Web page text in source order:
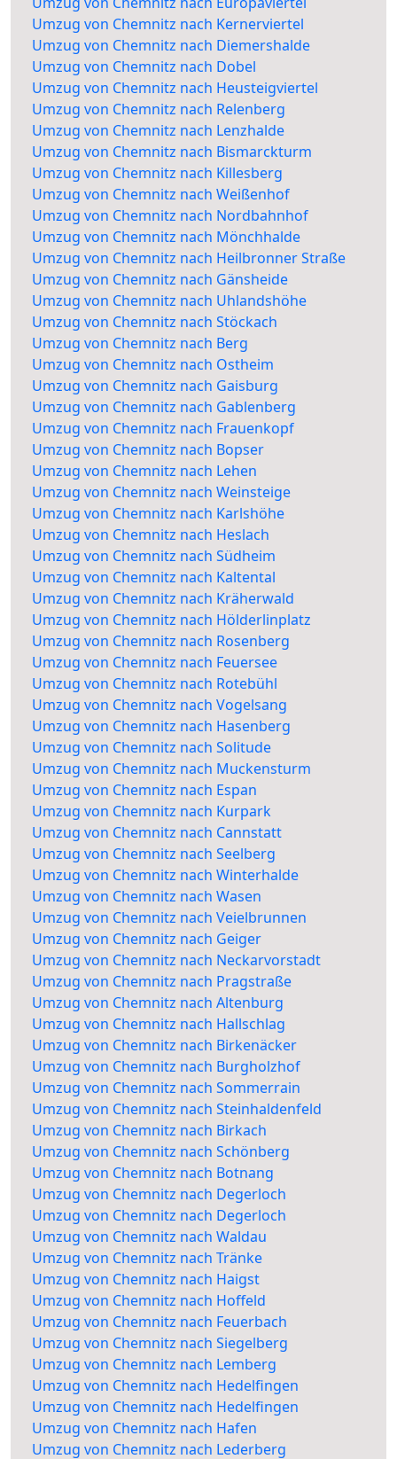
Umzug von Chemnitz nach Kernerviertel
Umzug von Chemnitz nach Diemershalde
Umzug von Chemnitz nach Dobel
Umzug von Chemnitz nach Heusteigviertel
Umzug von Chemnitz nach Relenberg
Umzug von Chemnitz nach Lenzhalde
Umzug von Chemnitz nach Bismarckturm
Umzug von Chemnitz nach Killesberg
Umzug von Chemnitz nach Weißenhof
Umzug von Chemnitz nach Nordbahnhof
Umzug von Chemnitz nach Mönchhalde
Umzug von Chemnitz nach Heilbronner Straße
Umzug von Chemnitz nach Gänsheide
Umzug von Chemnitz nach Uhlandshöhe
Umzug von Chemnitz nach Stöckach
Umzug von Chemnitz nach Berg
Umzug von Chemnitz nach Ostheim
Umzug von Chemnitz nach Gaisburg
Umzug von Chemnitz nach Gablenberg
Umzug von Chemnitz nach Frauenkopf
Umzug von Chemnitz nach Bopser
Umzug von Chemnitz nach Lehen
Umzug von Chemnitz nach Weinsteige
Umzug von Chemnitz nach Karlshöhe
Umzug von Chemnitz nach Heslach
Umzug von Chemnitz nach Südheim
Umzug von Chemnitz nach Kaltental
Umzug von Chemnitz nach Kräherwald
Umzug von Chemnitz nach Hölderlinplatz
Umzug von Chemnitz nach Rosenberg
Umzug von Chemnitz nach Feuersee
Umzug von Chemnitz nach Rotebühl
Umzug von Chemnitz nach Vogelsang
Umzug von Chemnitz nach Hasenberg
Umzug von Chemnitz nach Solitude
Umzug von Chemnitz nach Muckensturm
Umzug von Chemnitz nach Espan
Umzug von Chemnitz nach Kurpark
Umzug von Chemnitz nach Cannstatt
Umzug von Chemnitz nach Seelberg
Umzug von Chemnitz nach Winterhalde
Umzug von Chemnitz nach Wasen
Umzug von Chemnitz nach Veielbrunnen
Umzug von Chemnitz nach Geiger
Umzug von Chemnitz nach Neckarvorstadt
Umzug von Chemnitz nach Pragstraße
Umzug von Chemnitz nach Altenburg
Umzug von Chemnitz nach Hallschlag
Umzug von Chemnitz nach Birkenäcker
Umzug von Chemnitz nach Burgholzhof
Umzug von Chemnitz nach Sommerrain
Umzug von Chemnitz nach Steinhaldenfeld
Umzug von Chemnitz nach Birkach
Umzug von Chemnitz nach Schönberg
Umzug von Chemnitz nach Botnang
Umzug von Chemnitz nach Degerloch
Umzug von Chemnitz nach Degerloch
Umzug von Chemnitz nach Waldau
Umzug von Chemnitz nach Tränke
Umzug von Chemnitz nach Haigst
Umzug von Chemnitz nach Hoffeld
Umzug von Chemnitz nach Feuerbach
Umzug von Chemnitz nach Siegelberg
Umzug von Chemnitz nach Lemberg
Umzug von Chemnitz nach Hedelfingen
Umzug von Chemnitz nach Hedelfingen
Umzug von Chemnitz nach Hafen
Umzug von Chemnitz nach Lederberg